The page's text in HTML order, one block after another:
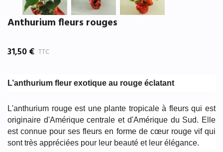
Anthurium fleurs rouges
31,50 € TTC
L’anthurium fleur exotique au rouge éclatant
L'anthurium rouge est une plante tropicale à fleurs qui est
originaire d'Amérique centrale et d'Amérique du Sud. Elle
est connue pour ses fleurs en forme de cœur rouge vif qui
sont très appréciées pour leur beauté et leur élégance.